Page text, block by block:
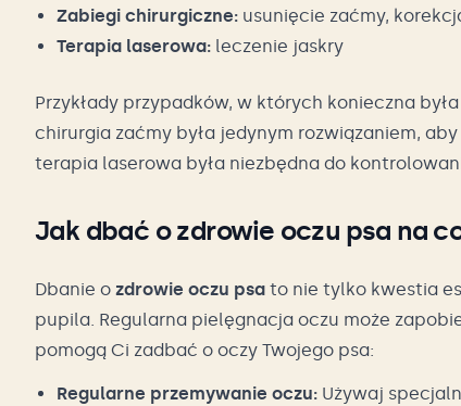
Zabiegi chirurgiczne: usunięcie zaćmy,
Terapia laserowa: leczenie jaskry
Przykłady przypadków, w których konieczna
chirurgia zaćmy była jedynym rozwiązaniem,
terapia laserowa była niezbędna do
Jak dbać o zdrowie oczu psa na
Dbanie o zdrowie oczu psa to nie tylko kwestia
pupila. Regularna pielęgnacja oczu może
pomogą Ci zadbać o oczy Twojego psa:
Regularne przemywanie oczu: Używaj